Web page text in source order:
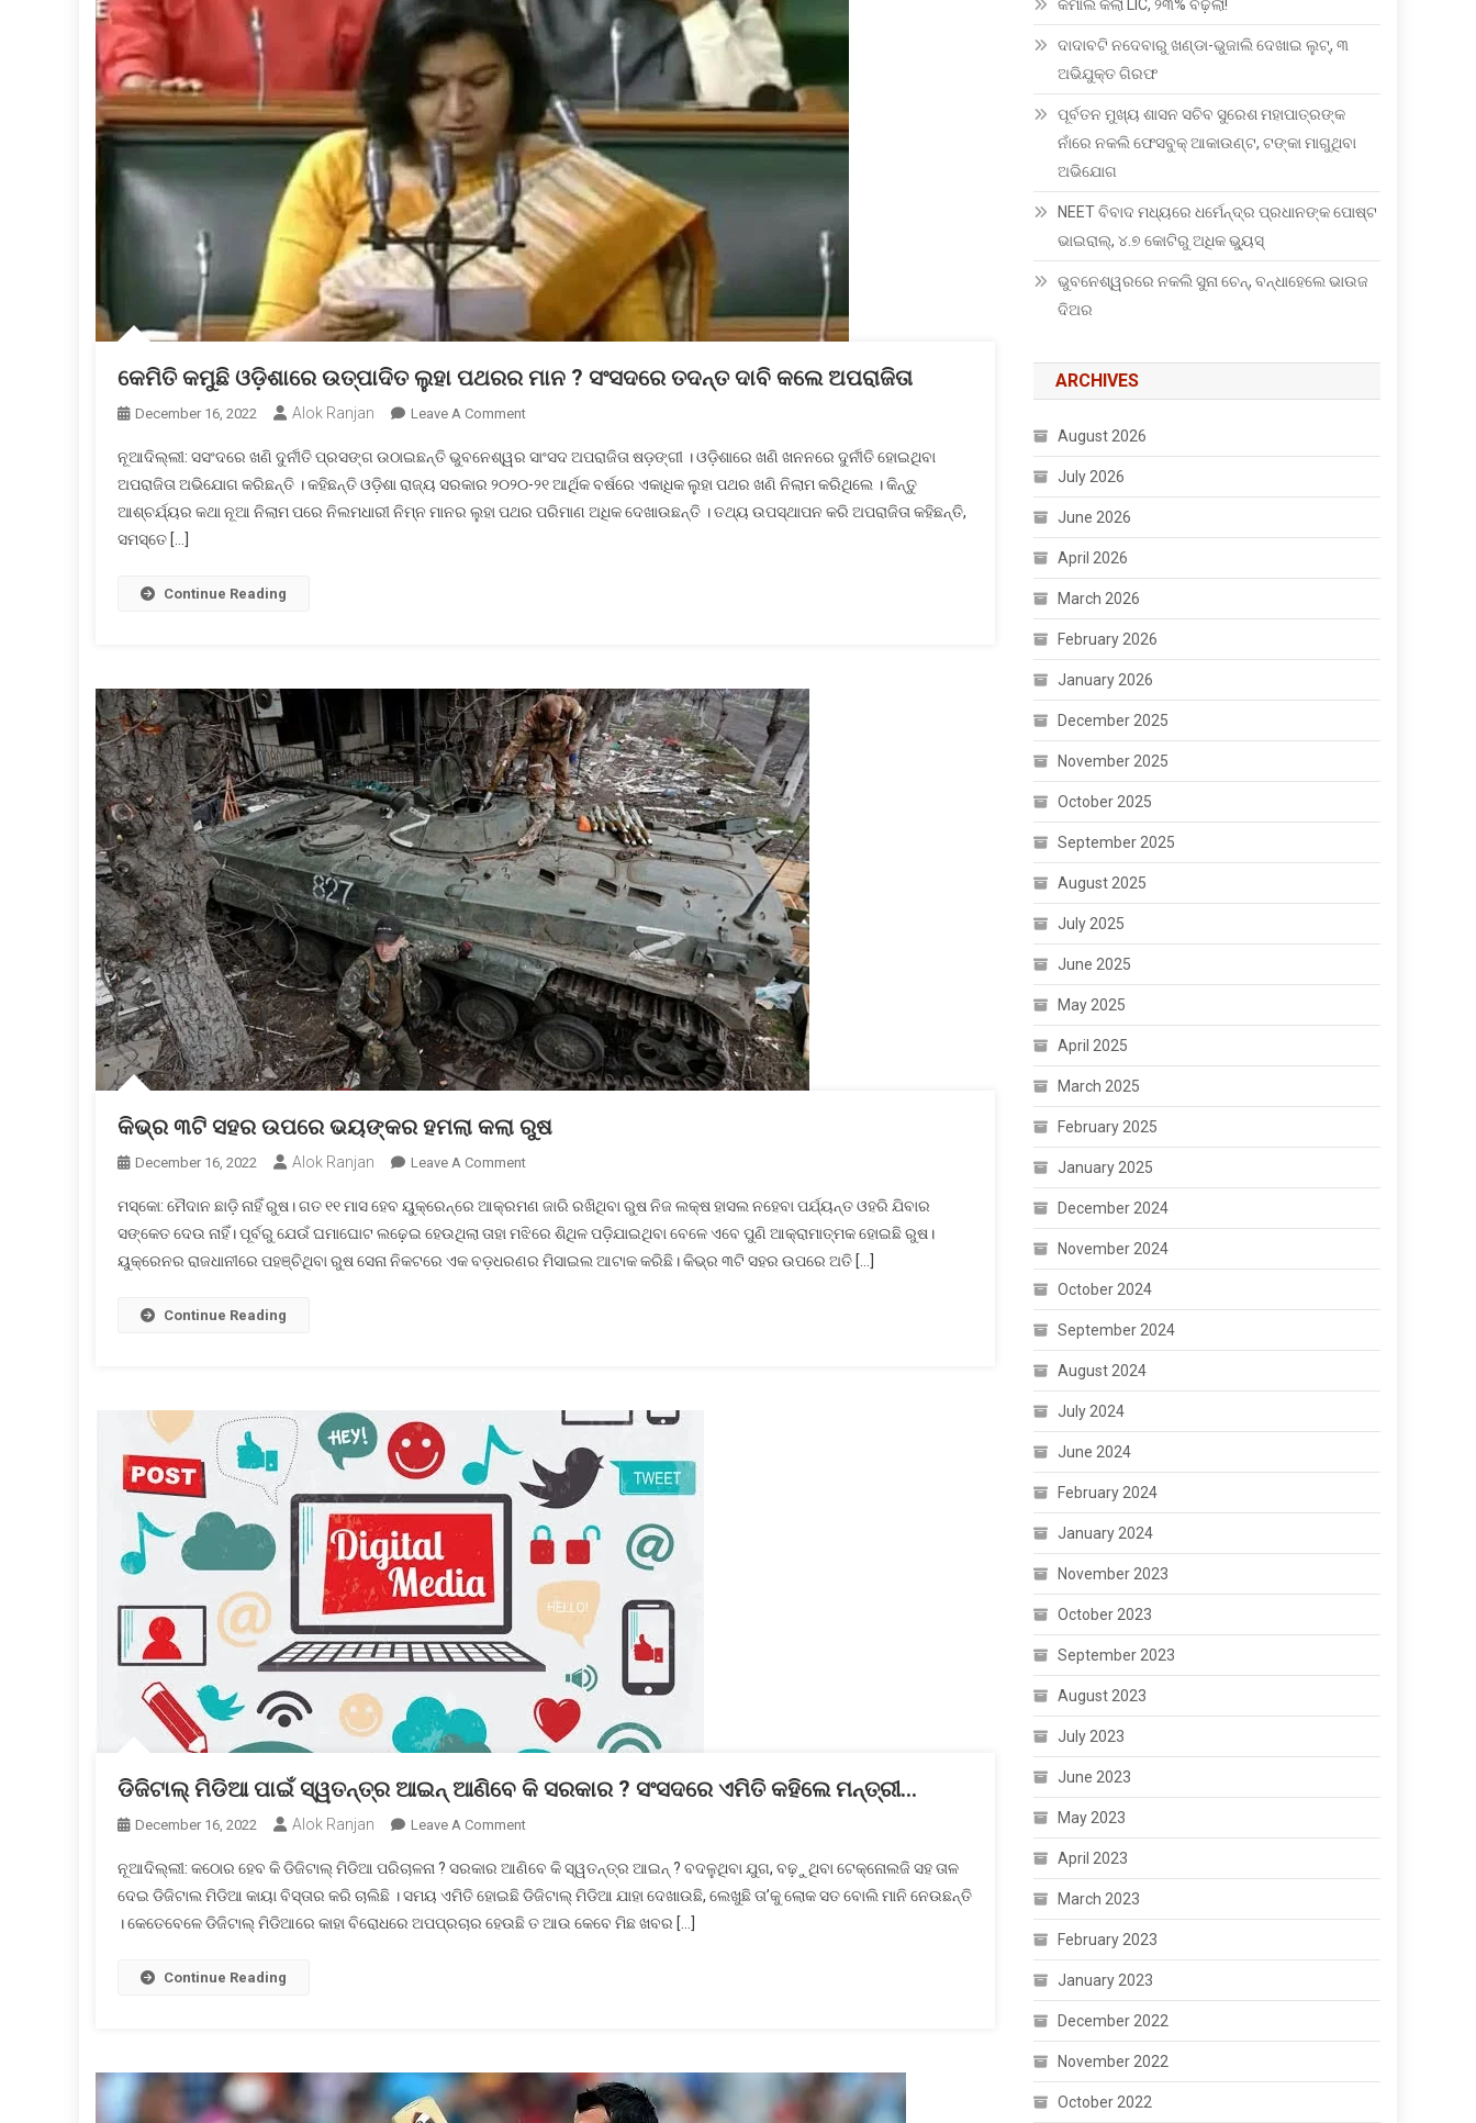
କେମିତି କମୁଛି ଓଡ଼ିଶାରେ ଉତ୍ପାଦିତ ଲୁହା ପଥରର ମାନ ? ସଂସଦରେ ତଦନ୍ତ ଦାବି କଲେ ଅପରାଜିତା
December 16, 2022 Alok Ranjan Leave A CommentOn
କମୁଛି
ଓଡ଼ିଶାରେ
ଉତ୍ପାଦିତ
ଦାବି
କଲେ
ଅପରାଜିତା
ନୂଆଦିଲ୍ଲୀ: ସସଂଦରେ ଖଣି ଦୁର୍ନୀତି ପ୍ରସଙ୍ଗ ଉଠାଇଛନ୍ତି ଭୁବନେଶ୍ୱର ସାଂସଦ ଅପରାଜିତା ଷଡ଼ଙ୍ଗୀ । ଓଡ଼ିଶାରେ ଖଣି ଖନନରେ ଦୁର୍ନୀତି ହୋଇଥିବା
ଅପରାଜିତା ଅଭିଯୋଗ କରିଛନ୍ତି । କହିଛନ୍ତି ଓଡ଼ିଶା ରାଜ୍ୟ ସରକାର ୨୦୨୦-୨୧ ଆର୍ଥିକ ବର୍ଷରେ ଏକାଧିକ ଲୁହା ପଥର ଖଣି ନିଲାମ କରିଥିଲେ । କିନ୍ତୁ
ଆଶ୍ଚର୍ଯ୍ୟର କଥା ନୂଆ ନିଲାମ ପରେ ନିଲମଧାରୀ ନିମ୍ନ ମାନର ଲୁହା ପଥର ପରିମାଣ ଅଧିକ ଦେଖାଉଛନ୍ତି । ତଥ୍ୟ ଉପସ୍ଥାପନ କରି ଅପରାଜିତା କହିଛନ୍ତି,
ସମସ୍ତେ […]
Continue Reading
କିଭ୍‌ର ୩ଟି ସହର ଉପରେ ଭୟଙ୍କର ହମଲା କଲା ରୁଷ
December 16, 2022 Alok Ranjan Leave A CommentOn
୩ଟି
ସହର
ଉପରେ
ମସ୍କୋ: ମୈଦାନ ଛାଡ଼ି ନାହିଁ ରୁଷ। ଗତ ୧୧ ମାସ ହେବ ୟୁକ୍ରେନ୍‌ରେ ଆକ୍ରମଣ ଜାରି ରଖିଥିବା ରୁଷ ନିଜ ଲକ୍ଷ ହାସଲ ନହେବା ପର୍ଯ୍ୟନ୍ତ ଓହରି ଯିବାର
ସଙ୍କେତ ଦେଉ ନାହିଁ। ପୂର୍ବରୁ ଯେଉଁ ଘମାଘୋଟ ଲଢ଼େଇ ହେଉଥିଲା ତାହା ମଝିରେ ଶିଥିଳ ପଡ଼ିଯାଇଥିବା ବେଳେ ଏବେ ପୁଣି ଆକ୍ରାମାତ୍ମକ ହୋଇଛି ରୁଷ।
ୟୁକ୍ରେନର ରାଜଧାନୀରେ ପହଞ୍ଚିଥିବା ରୁଷ ସେନା ନିକଟରେ ଏକ ବଡ଼ଧରଣର ମିସାଇଲ ଆଟାକ କରିଛି। କିଭ୍‌ର ୩ଟି ସହର ଉପରେ ଅତି […]
Continue Reading
ଡିଜିଟାଲ୍ ମିଡିଆ ପାଇଁ ସ୍ୱତନ୍ତ୍ର ଆଇନ୍ ଆଣିବେ କି ସରକାର ? ସଂସଦରେ ଏମିତି କହିଲେ ମନ୍ତ୍ରୀ…
December 16, 2022 Alok Ranjan Leave A CommentOn
ମିଡିଆ
ପାଇଁ
ସ୍ୱତନ୍ତ୍ର
ସଂସଦରେ
ନୂଆଦିଲ୍ଲୀ: କଠୋର ହେବ କି ଡିଜିଟାଲ୍ ମିଡିଆ ପରିଚାଳନା ? ସରକାର ଆଣିବେ କି ସ୍ୱତନ୍ତ୍ର ଆଇନ୍ ? ବଦଳୁଥିବା ଯୁଗ, ବଢ଼ୁଥିବା ଟେକ୍ନୋଲଜି ସହ ତାଳ
ଦେଇ ଡିଜିଟାଲ ମିଡିଆ କାୟା ବିସ୍ତାର କରି ଚାଲିଛି । ସମୟ ଏମିତି ହୋଇଛି ଡିଜିଟାଲ୍ ମିଡିଆ ଯାହା ଦେଖାଉଛି, ଲେଖୁଛି ତା’କୁ ଲୋକ ସତ ବୋଲି ମାନି ନେଉଛନ୍ତି
। କେତେବେଳେ ଡିଜିଟାଲ୍ ମିଡିଆରେ କାହା ବିରୋଧରେ ଅପପ୍ରଚାର ହେଉଛି ତ ଆଉ କେବେ ମିଛ ଖବର […]
Continue Reading
କମାଲ କଲା LIC, ୨୩% ବଢ଼ିଲା!
ଦାଦାବଟି ନଦେବାରୁ ଖଣ୍ଡା-ଭୁଜାଲି ଦେଖାଇ ଲୁଟ୍, ୩
ଅଭିଯୁକ୍ତ ଗିରଫ
ପୂର୍ବତନ ମୁଖ୍ୟ ଶାସନ ସଚିବ ସୁରେଶ ମହାପାତ୍ରଙ୍କ
ନାଁରେ ନକଲି ଫେସବୁକ୍ ଆକାଉଣ୍ଟ, ଟଙ୍କା ମାଗୁଥିବା
ଅଭିଯୋଗ
NEET ବିବାଦ ମଧ୍ୟରେ ଧର୍ମେନ୍ଦ୍ର ପ୍ରଧାନଙ୍କ ପୋଷ୍ଟ
ଭାଇରାଲ୍, ୪.୭ କୋଟିରୁ ଅଧିକ ଭ୍ୟୁସ୍
ଭୁବନେଶ୍ୱରରେ ନକଲି ସୁନା ଚେନ୍, ବନ୍ଧାହେଲେ ଭାଉଜ
ଦିଅର
ARCHIVES
August 2026
July 2026
June 2026
April 2026
March 2026
February 2026
January 2026
December 2025
November 2025
October 2025
September 2025
August 2025
July 2025
June 2025
May 2025
April 2025
March 2025
February 2025
January 2025
December 2024
November 2024
October 2024
September 2024
August 2024
July 2024
June 2024
February 2024
January 2024
November 2023
October 2023
September 2023
August 2023
July 2023
June 2023
May 2023
April 2023
March 2023
February 2023
January 2023
December 2022
November 2022
October 2022